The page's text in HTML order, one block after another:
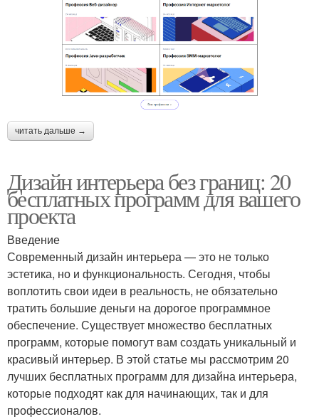
читать дальше →
Дизайн интерьера без границ: 20
бесплатных программ для вашего
проекта
Введение
Современный дизайн интерьера — это не только
эстетика, но и функциональность. Сегодня, чтобы
воплотить свои идеи в реальность, не обязательно
тратить большие деньги на дорогое программное
обеспечение. Существует множество бесплатных
программ, которые помогут вам создать уникальный и
красивый интерьер. В этой статье мы рассмотрим 20
лучших бесплатных программ для дизайна интерьера,
которые подходят как для начинающих, так и для
профессионалов.